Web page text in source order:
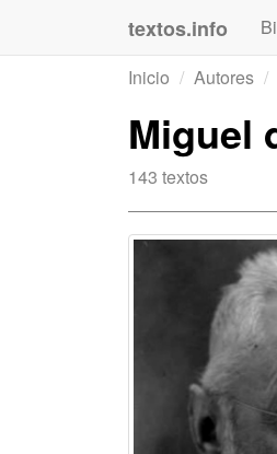
textos.info
Inicio
Autores
Miguel
143 textos